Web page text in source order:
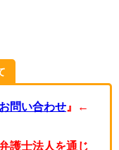
お問い合わせ 』←
護士法人を通じ